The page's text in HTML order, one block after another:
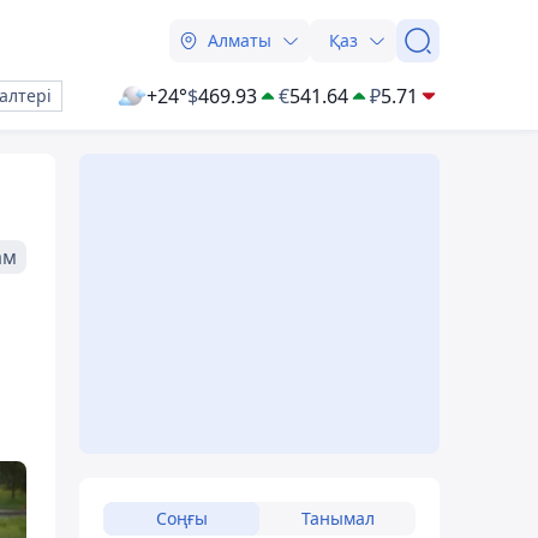
Алматы Қаз
+24°$469.93 €541.64 ₽5.71
Соңғы Танымал